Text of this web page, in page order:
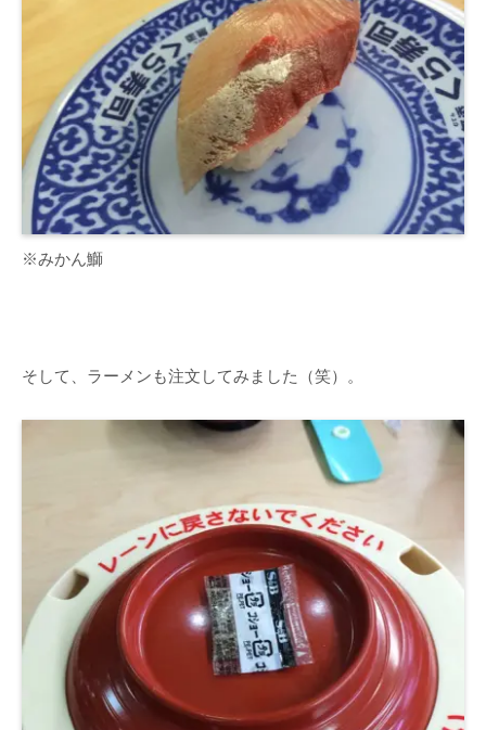
※みかん鰤
そして、ラーメンも注文してみました（笑）。